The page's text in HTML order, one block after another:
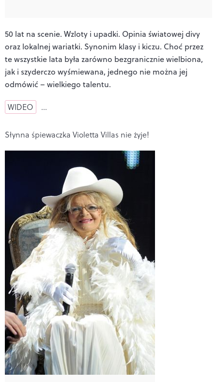
50 lat na scenie. Wzloty i upadki. Opinia światowej divy
oraz lokalnej wariatki. Synonim klasy i kiczu. Choć przez
te wszystkie lata była zarówno bezgranicznie wielbiona,
jak i szyderczo wyśmiewana, jednego nie można jej
odmówić – wielkiego talentu.
WIDEO …
Słynna śpiewaczka Violetta Villas nie żyje!